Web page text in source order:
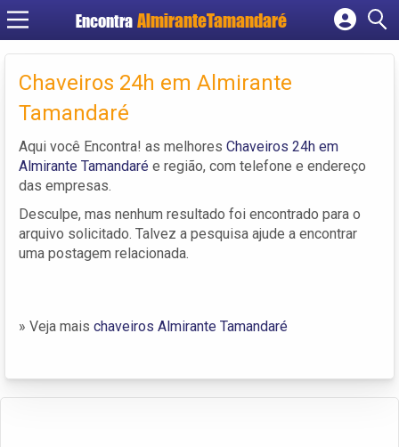
Encontra
Cadastrar empresa
Criar conta
Chaveiros 24h em Almirante
Tamandaré
Aqui você Encontra! as melhores Chaveiros 24h em
Almirante Tamandaré e região, com telefone e endereço
das empresas.
Desculpe, mas nenhum resultado foi encontrado para o
arquivo solicitado. Talvez a pesquisa ajude a encontrar
uma postagem relacionada.
» Veja mais chaveiros Almirante Tamandaré